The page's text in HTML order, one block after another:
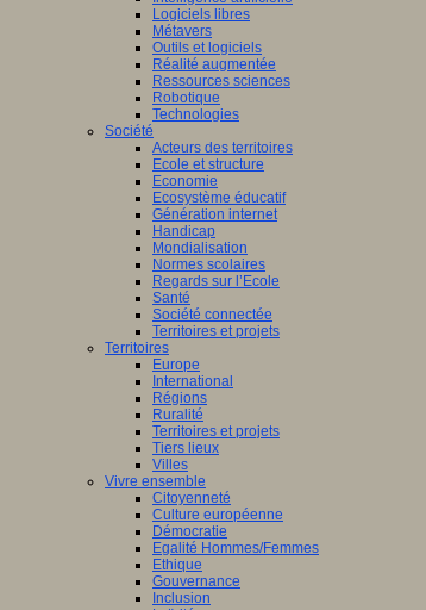
Logiciels libres
Métavers
Outils et logiciels
Réalité augmentée
Ressources sciences
Robotique
Technologies
Société
Acteurs des territoires
Ecole et structure
Economie
Ecosystème éducatif
Génération internet
Handicap
Mondialisation
Normes scolaires
Regards sur l’Ecole
Santé
Société connectée
Territoires et projets
Territoires
Europe
International
Régions
Ruralité
Territoires et projets
Tiers lieux
Villes
Vivre ensemble
Citoyenneté
Culture européenne
Démocratie
Egalité Hommes/Femmes
Ethique
Gouvernance
Inclusion